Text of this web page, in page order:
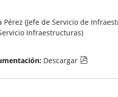
Pérez (Jefe de Servicio de
Infraestructuras)
Descargar